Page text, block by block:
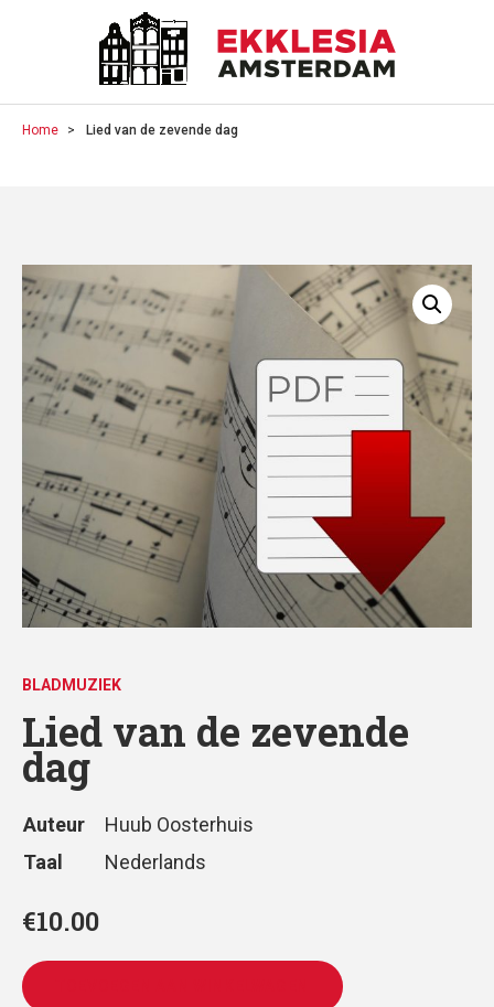
Home Lied van de zevende dag
BLADMUZIEK
Lied van de zevende
dag
Auteur
Huub Oosterhuis
Taal
Nederlands
€10.00